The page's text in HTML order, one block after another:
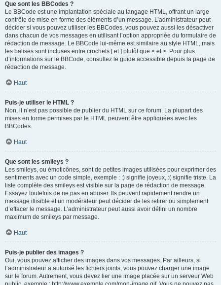
Que sont les BBCodes ?
Le BBCode est une implantation spéciale au langage HTML, offrant un large
contrôle de mise en forme des éléments d’un message. L’administrateur peut
décider si vous pouvez utiliser les BBCodes, vous pouvez aussi les désactiver
dans chacun de vos messages en utilisant l’option appropriée du formulaire de
rédaction de message. Le BBCode lui-même est similaire au style HTML, mais
les balises sont incluses entre crochets [ et ] plutôt que < et >. Pour plus
d’informations sur le BBCode, consultez le guide accessible depuis la page de
rédaction de message.
Haut
Puis-je utiliser le HTML ?
Non, il n’est pas possible de publier du HTML sur ce forum. La plupart des
mises en forme permises par le HTML peuvent être appliquées avec les
BBCodes.
Haut
Que sont les smileys ?
Les smileys, ou émoticônes, sont de petites images utilisées pour exprimer des
sentiments avec un code simple, exemple : :) signifie joyeux, :( signifie triste. La
liste complète des smileys est visible sur la page de rédaction de message.
Essayez toutefois de ne pas en abuser. Ils peuvent rapidement rendre un
message illisible et un modérateur peut décider de les retirer ou simplement
d’effacer le message. L’administrateur peut aussi avoir défini un nombre
maximum de smileys par message.
Haut
Puis-je publier des images ?
Oui, vous pouvez afficher des images dans vos messages. Par ailleurs, si
l’administrateur a autorisé les fichiers joints, vous pouvez charger une image
sur le forum. Autrement, vous devez lier une image placée sur un serveur Web